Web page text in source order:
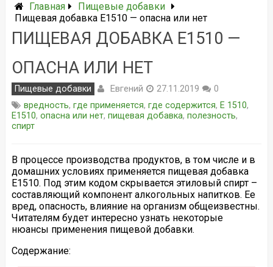
Главная
Пищевые добавки
Пищевая добавка Е1510 — опасна или нет
ПИЩЕВАЯ ДОБАВКА Е1510 —
ОПАСНА ИЛИ НЕТ
Пищевые добавки Евгений 27.11.2019
0
вредность, где применяется, где содержится, Е 1510,
Е1510, опасна или нет, пищевая добавка, полезность,
спирт
В процессе производства продуктов, в том числе и в
домашних условиях применяется пищевая добавка
Е1510. Под этим кодом скрывается этиловый спирт –
составляющий компонент алкогольных напитков. Ее
вред, опасность, влияние на организм общеизвестны.
Читателям будет интересно узнать некоторые
нюансы применения пищевой добавки.
Содержание: